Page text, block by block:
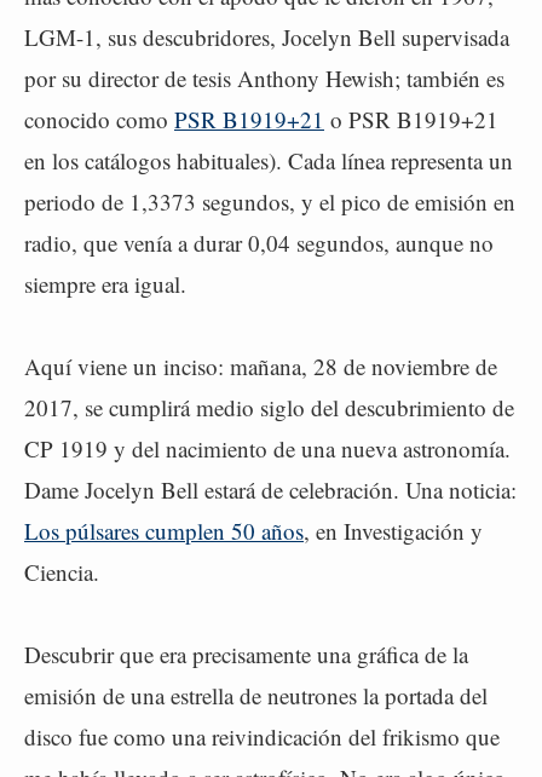
LGM-1, sus descubridores, Jocelyn Bell supervisada
por su director de tesis Anthony Hewish; también es
conocido como PSR B1919+21 o PSR B1919+21
en los catálogos habituales). Cada línea representa un
periodo de 1,3373 segundos, y el pico de emisión en
radio, que venía a durar 0,04 segundos, aunque no
siempre era igual.
Aquí viene un inciso: mañana, 28 de noviembre de
2017, se cumplirá medio siglo del descubrimiento de
CP 1919 y del nacimiento de una nueva astronomía.
Dame Jocelyn Bell estará de celebración. Una noticia:
Los púlsares cumplen 50 años, en Investigación y
Ciencia.
Descubrir que era precisamente una gráfica de la
emisión de una estrella de neutrones la portada del
disco fue como una reivindicación del frikismo que